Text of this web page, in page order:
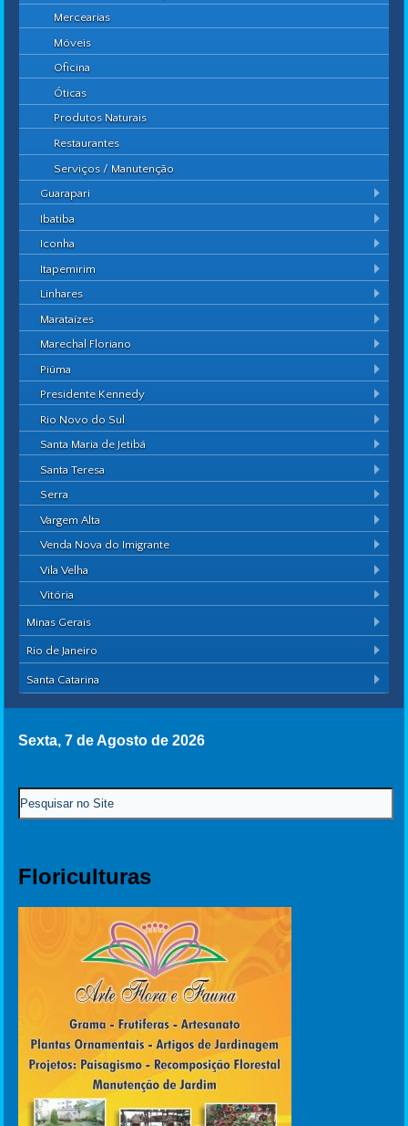
Mercearias
Móveis
Oficina
Óticas
Produtos Naturais
Restaurantes
Serviços / Manutenção
Guarapari
Ibatiba
Iconha
Itapemirim
Linhares
Marataízes
Marechal Floriano
Piúma
Presidente Kennedy
Rio Novo do Sul
Santa Maria de Jetibá
Santa Teresa
Serra
Vargem Alta
Venda Nova do Imigrante
Vila Velha
Vitória
Minas Gerais
Rio de Janeiro
Santa Catarina
Sexta, 7 de Agosto de 2026
Floriculturas